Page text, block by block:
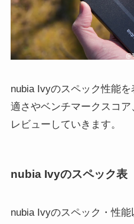
nubia Ivyのスペック性能
適さやベンチマークスコ
レビューしていきます。
nubia Ivyのスペック表
nubia Ivyのスペック・性能